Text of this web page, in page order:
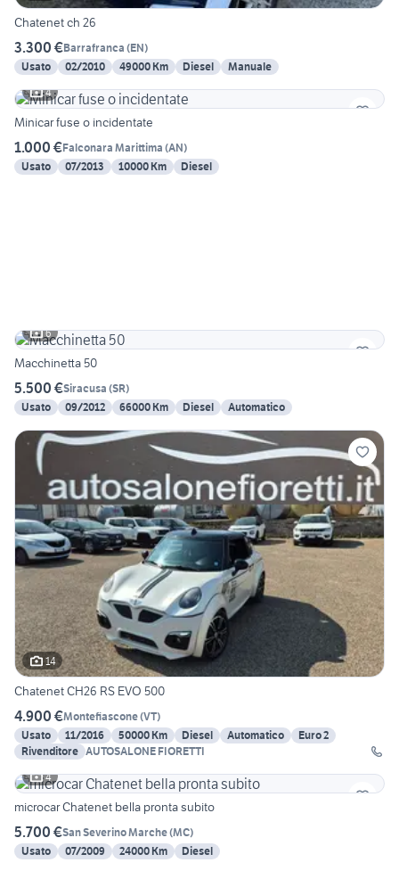
Chatenet ch 26
3.300 €Barrafranca (EN)
Usato
02/2010 49000 Km Diesel
Manuale
4
Minicar fuse o incidentate
1.000 €Falconara Marittima (AN)
Usato
07/2013 10000 Km Diesel
6
Macchinetta 50
5.500 €Siracusa (SR)
Usato
09/2012 66000 Km Diesel Automatico
14
Chatenet CH26 RS EVO 500
4.900 €Montefiascone(VT)
Usato
11/2016 50000 Km Diesel Automatico
Euro 2
Rivenditore AUTOSALONE FIORETTI
4
microcar Chatenet bella pronta subito
5.700 €San Severino Marche(MC)
Usato
07/2009 24000 Km Diesel